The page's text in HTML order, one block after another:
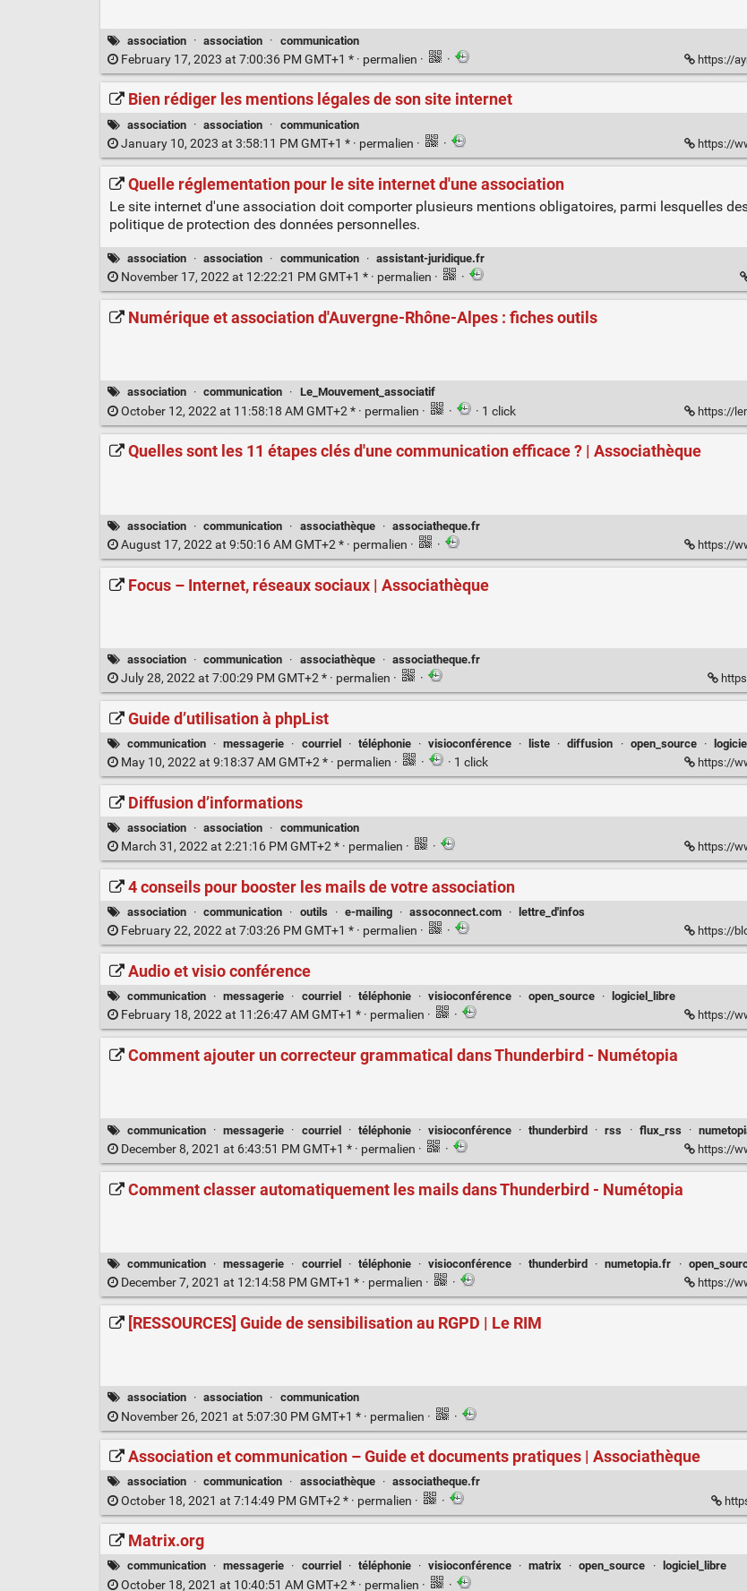
association · association · communication
February 17, 2023 at 7:00:36 PM GMT+1 * · permalien · · https://
Bien rédiger les mentions légales de son site internet
association · association · communication
January 10, 2023 at 3:58:11 PM GMT+1 * · permalien · · https://
Quelle réglementation pour le site internet d'une association
Le site internet d'une association doit comporter plusieurs mentions obligatoires, parmi lesquelles
politique de protection des données personnelles.
association · association · communication · assistant-juridique.fr
November 17, 2022 at 12:22:21 PM GMT+1 * · permalien · ·
Numérique et association d'Auvergne-Rhône-Alpes : fiches outils
association · communication · Le_Mouvement_associatif
October 12, 2022 at 11:58:18 AM GMT+2 * · permalien · · · 1 click https://
Quelles sont les 11 étapes clés d'une communication efficace ? | Associathèque
association · communication · associathèque · associatheque.fr
August 17, 2022 at 9:50:16 AM GMT+2 * · permalien · · https://
Focus – Internet, réseaux sociaux | Associathèque
association · communication · associathèque · associatheque.fr
July 28, 2022 at 7:00:29 PM GMT+2 * · permalien · ·
Guide d’utilisation à phpList
communication · messagerie · courriel · téléphonie · visioconférence · liste · diffusion · open_source ·
May 10, 2022 at 9:18:37 AM GMT+2 * · permalien · · · 1 click https://
Diffusion d’informations
association · association · communication
March 31, 2022 at 2:21:16 PM GMT+2 * · permalien · · https://
4 conseils pour booster les mails de votre association
association · communication · outils · e-mailing · assoconnect.com · lettre_d'infos
February 22, 2022 at 7:03:26 PM GMT+1 * · permalien · · https://
Audio et visio conférence
communication · messagerie · courriel · téléphonie · visioconférence · open_source · logiciel_libre
February 18, 2022 at 11:26:47 AM GMT+1 * · permalien · · https://
Comment ajouter un correcteur grammatical dans Thunderbird - Numétopia
communication · messagerie · courriel · téléphonie · visioconférence · thunderbird · rss · flux_rss ·
December 8, 2021 at 6:43:51 PM GMT+1 * · permalien · · https://www.numetopia.fr/
Comment classer automatiquement les mails dans Thunderbird - Numétopia
communication · messagerie · courriel · téléphonie · visioconférence · thunderbird · numetopia.fr ·
December 7, 2021 at 12:14:58 PM GMT+1 * · permalien · · https://
[RESSOURCES] Guide de sensibilisation au RGPD | Le RIM
association · association · communication
November 26, 2021 at 5:07:30 PM GMT+1 * · permalien · ·
Association et communication – Guide et documents pratiques | Associathèque
association · communication · associathèque · associatheque.fr
October 18, 2021 at 7:14:49 PM GMT+2 * · permalien · ·
Matrix.org
communication · messagerie · courriel · téléphonie · visioconférence · matrix · open_source · logiciel_libre
October 18, 2021 at 10:40:51 AM GMT+2 * · permalien · ·